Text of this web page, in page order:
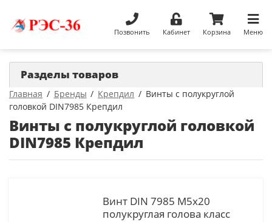
Позвонить Кабинет Корзина Меню
Главная Бренды Крепдил
Винты с полукруглой
головкой DIN7985 Крепдил
Винты с полукруглой головкой
DIN7985 Крепдил
Винт DIN 7985 М5х20
полукруглая голова класс
Разделы товаров